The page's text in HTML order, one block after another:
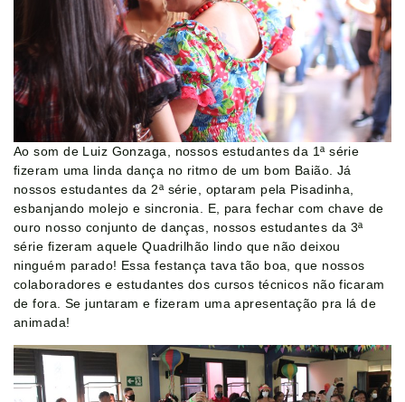
Ao som de Luiz Gonzaga, nossos estudantes da 1ª série
fizeram uma linda dança no ritmo de um bom Baião. Já
nossos estudantes da 2ª série, optaram pela Pisadinha,
esbanjando molejo e sincronia. E, para fechar com chave de
ouro nosso conjunto de danças, nossos estudantes da 3ª
série fizeram aquele Quadrilhão lindo que não deixou
ninguém parado! Essa festança tava tão boa, que nossos
colaboradores e estudantes dos cursos técnicos não ficaram
de fora. Se juntaram e fizeram uma apresentação pra lá de
animada!